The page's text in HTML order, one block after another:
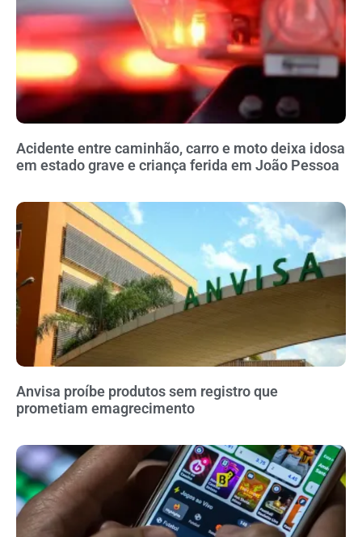
Acidente entre caminhão, carro e moto deixa idosa
em estado grave e criança ferida em João Pessoa
Anvisa proíbe produtos sem registro que
prometiam emagrecimento